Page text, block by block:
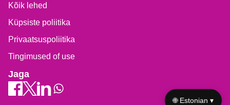
Kõik lehed
Küpsiste poliitika
Privaatsuspoliitika
Tingimused of use
Jaga
🌐 Estonian ▾